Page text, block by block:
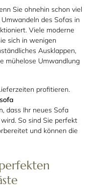
Sie ohnehin schon viel
des Sofas in
Viele moderne
sich in wenigen
Ausklappen,
mühelose Umwandlung
profitieren.
dass Ihr neues Sofa
So sind Sie perfekt
und können die